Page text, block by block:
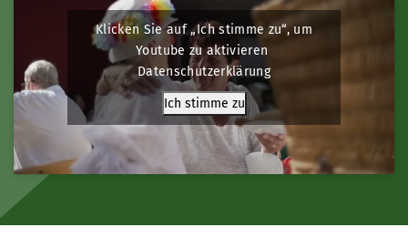
Klicken Sie auf „Ich stimme zu“, um
Youtube zu aktivieren
Datenschutzerklärung
Ich stimme zu